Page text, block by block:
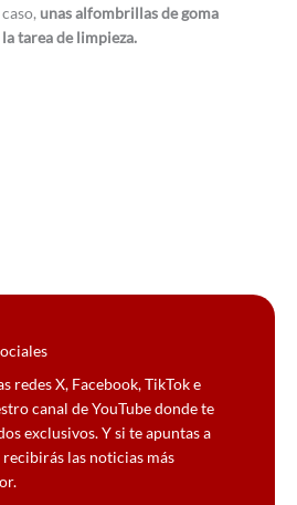
unas alfombrillas de goma
tarea de limpieza.
redes X, Facebook, TikTok e
canal de YouTube donde te
exclusivos. Y si te apuntas a
las noticias más